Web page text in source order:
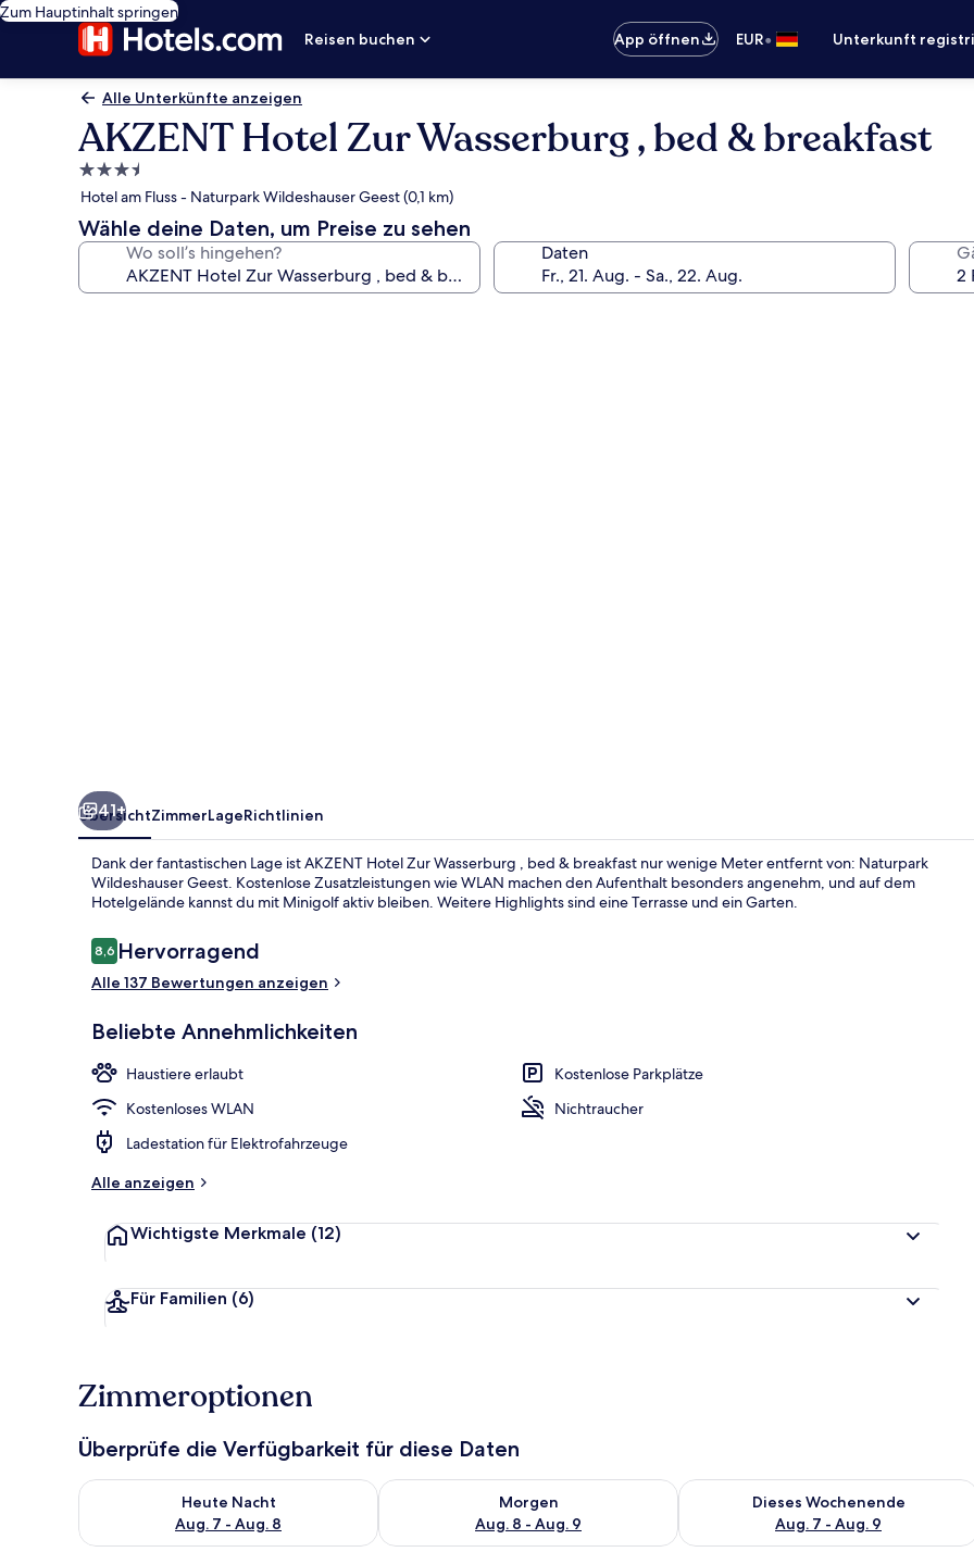
Zum Hauptinhalt springen
Reisen buchen
App öffnen EUR• Unterkunft
Alle Unterkünfte anzeigen
AKZENT Hotel Zur Wasserburg , bed & breakfast
3.5-
Sterne-
Unterkunft
Hotel am Fluss - Naturpark Wildeshauser Geest (0,1 km)
Wähle deine Daten, um Preise zu sehen
Wo soll’s hingehen? Daten
41+
ÜbersichtZimmerLageRichtlinien
Dank der fantastischen Lage ist AKZENT Hotel Zur Wasserburg , bed & breakfast nur wenige Meter entfernt von: Naturpark
Wildeshauser Geest. Kostenlose Zusatzleistungen wie WLAN machen den Aufenthalt besonders angenehm, und auf dem
Hotelgelände kannst du mit Minigolf aktiv bleiben. Weitere Highlights sind eine Terrasse und ein Garten.
Bewertungen
8,68,6 von 10.
Hervorragend
Alle 137 Bewertungen anzeigen
Beliebte Annehmlichkeiten
Haustiere erlaubt
Kostenlose Parkplätze
Kostenloses WLAN
Nichtraucher
Ladestation für Elektrofahrzeuge
Alle anzeigen
Wichtigste Merkmale (12)
Für Familien (6)
Zimmeroptionen
Überprüfe die Verfügbarkeit für diese Daten
Heute Nacht
Aug. 7 - Aug. 8
Überprüfe die Verfügbarkeit für heute Nacht, Aug. 7 - Aug. 8.
Morgen
Aug. 8 - Aug. 9
Überprüfe die Verfügbarkeit für morgen, Aug. 8 - Aug. 9.
Dieses Wochenende
Aug. 7 - Aug. 9
Überprüfe die Verfügbarkeit für